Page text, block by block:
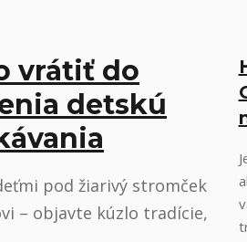
vrátiť do
detskú
pod žiarivý stromček
– objavte kúzlo tradície,